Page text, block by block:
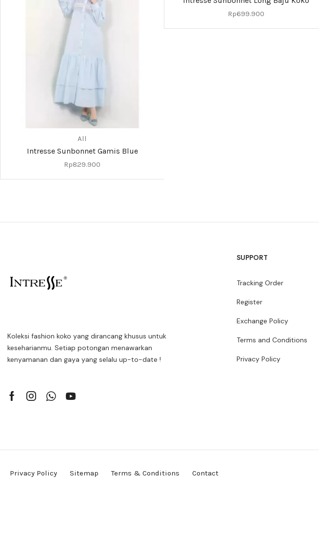
All
Intresse Sunbonnet Gamis Blue
Rp829.900
Rp699.900
Koleksi fashion koko yang dirancang khusus untuk
keseharianmu. Setiap potongan menawarkan
kenyamanan dan gaya yang selalu up-to-date !
SUPPORT
Tracking Order
Register
Exchange Policy
Terms and Conditions
Privacy Policy
Privacy Policy Sitemap Terms & Conditions Contact